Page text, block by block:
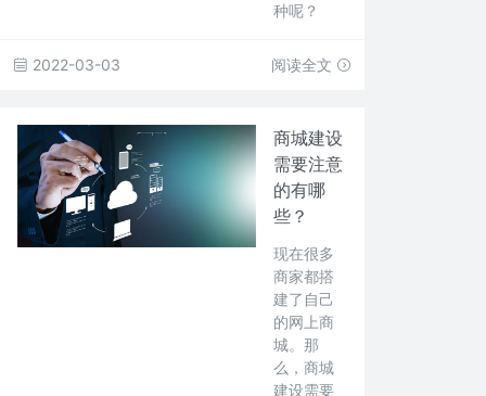
种呢？
2022-03-03 阅读全文
商城建设
需要注意
的有哪
些？
现在很多
商家都搭
建了自己
的网上商
城。那
么，商城
建设需要